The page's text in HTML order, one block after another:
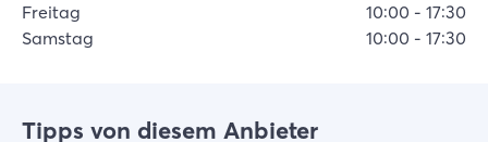
Freitag
10:00 - 17:30
Samstag
10:00 - 17:30
Tipps von diesem Anbieter